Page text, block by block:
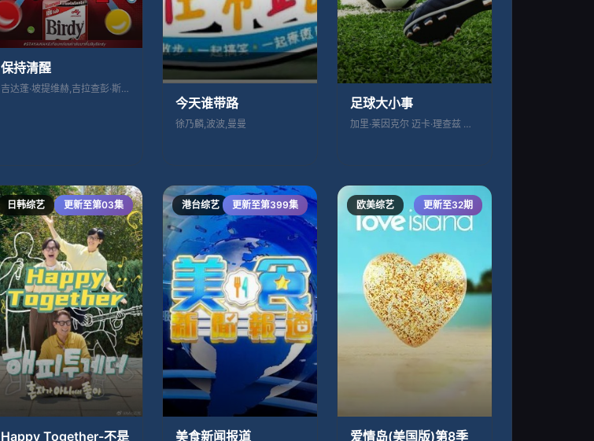
保持清醒
吉达蓬·坡提维赫,吉拉查彭·斯里桑,帕查
今天谁带路
徐乃麟,波波,曼曼
足球大小事
加里·莱因克尔 迈卡·理查兹 阿兰·
日韩综艺 更新至第03集
Happy Together-不是
港台综艺 更新至第399集
美食新闻报道
欧美综艺 更新至32期
爱情岛(美国版)第8季